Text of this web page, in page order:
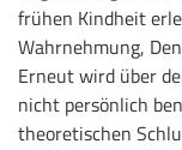
frühen Kindheit
Wahrnehmung,
Erneut wird über
nicht persönlich
theoretischen